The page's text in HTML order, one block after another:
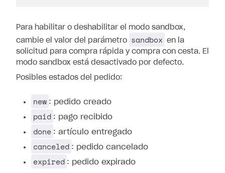
Para habilitar o deshabilitar el modo sandbox,
cambie el valor del parámetro
sandbox
en la
solicitud para compra rápida y compra con cesta. El
modo sandbox está desactivado por defecto.
Posibles estados del pedido:
new : pedido creado
paid : pago recibido
done : artículo entregado
canceled : pedido cancelado
expired : pedido expirado